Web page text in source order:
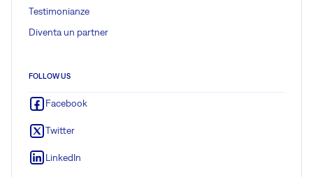
Testimonianze
Diventa un partner
FOLLOW US
Facebook
Twitter
LinkedIn